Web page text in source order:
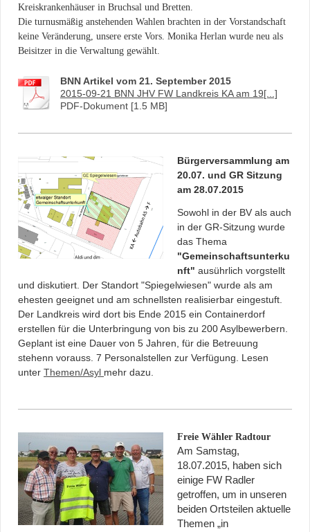
Kreiskrankenhäuser in Bruchsal und Bretten.
Die turnusmäßig anstehenden Wahlen brachten in der Vorstandschaft
keine Veränderung, unsere erste Vors. Monika Herlan wurde neu als
Beisitzer in die Verwaltung gewählt.
BNN Artikel vom 21. September 2015
2015-09-21 BNN JHV FW Landkreis KA am 19[...]
PDF-Dokument [1.5 MB]
Bürgerversammlung am
20.07. und GR Sitzung
am 28.07.2015
Sowohl in der BV als auch
in der GR-Sitzung wurde
das Thema
"Gemeinschaftsunterku
nft" ausührlich vorgstellt
und diskutiert. Der Standort "Spiegelwiesen" wurde als am
ehesten geeignet und am schnellsten realisierbar eingestuft.
Der Landkreis wird dort bis Ende 2015 ein Containerdorf
erstellen für die Unterbringung von bis zu 200 Asylbewerbern.
Geplant ist eine Dauer von 5 Jahren, für die Betreuung
stehenn vorauss. 7 Personalstellen zur Verfügung. Lesen
unter Themen/Asyl mehr dazu.
Freie Wähler Radtour
Am Samstag,
18.07.2015, haben sich
einige FW Radler
getroffen, um in unseren
beiden Ortsteilen aktuelle
Themen „in